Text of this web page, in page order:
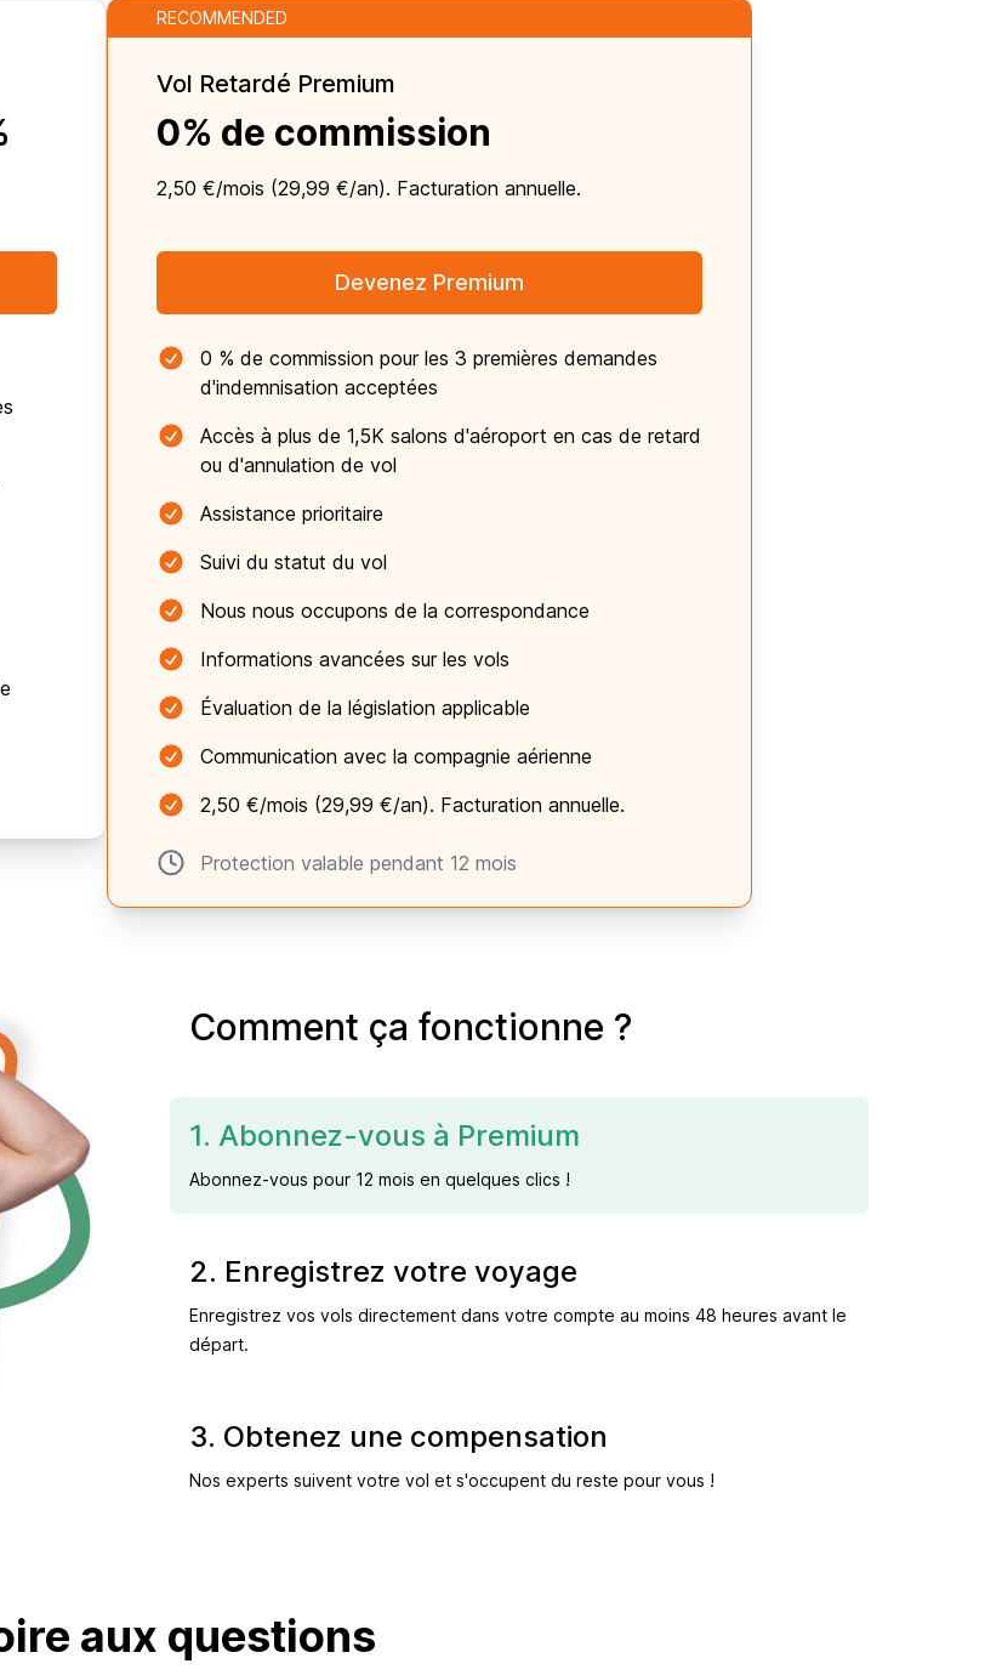
RECOMMENDED
Vol Retardé Premium
0% de commission
2,50 €/mois (29,99 €/an). Facturation annuelle.
Devenez Premium
0 % de commission pour les 3 premières demandes
d'indemnisation acceptées
Accès à plus de 1,5K salons d'aéroport en cas de retard
ou d'annulation de vol
Assistance prioritaire
Suivi du statut du vol
Nous nous occupons de la correspondance
Informations avancées sur les vols
Évaluation de la législation applicable
Communication avec la compagnie aérienne
2,50 €/mois (29,99 €/an). Facturation annuelle.
Protection valable pendant 12 mois
Comment ça fonctionne ?
1. Abonnez-vous à Premium
Abonnez-vous pour 12 mois en quelques clics !
2. Enregistrez votre voyage
Enregistrez vos vols directement dans votre compte au moins 48 heures avant le
départ.
3. Obtenez une compensation
Nos experts suivent votre vol et s'occupent du reste pour vous !
aux questions